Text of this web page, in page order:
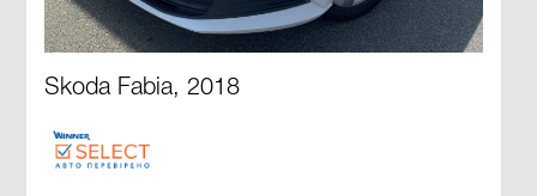
Skoda Fabia, 2018